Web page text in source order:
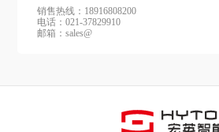
销售热线：18916808200
电话：021-37829910
邮箱：sales@